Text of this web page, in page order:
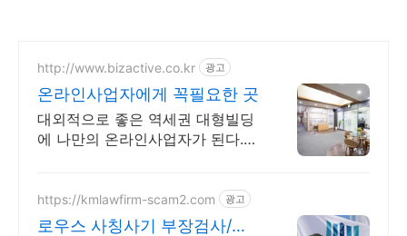
http://www.bizactive.co.kr 광고
온라인사업자에게 꼭필요한 곳
대외적으로 좋은 역세권 대형빌딩
에 나만의 온라인사업자가 된다.
https://kmlawfirm-scam2.com 광고
로우스 사칭사기 부장검사/지